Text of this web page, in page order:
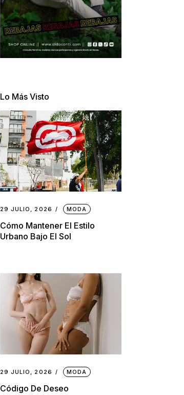
Lo Más Visto
29 JULIO, 2026 MODA
Cómo Mantener El Estilo
Urbano Bajo El Sol
29 JULIO, 2026 MODA
Código De Deseo